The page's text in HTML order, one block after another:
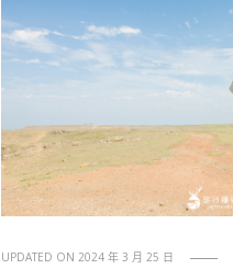
UPDATED ON 2024 年 3 月 25 日